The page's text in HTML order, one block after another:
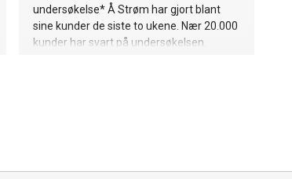
undersøkelse* Å Strøm har gjort blant
sine kunder de siste to ukene. Nær 20.000
kunder har svart på undersøkelsen.